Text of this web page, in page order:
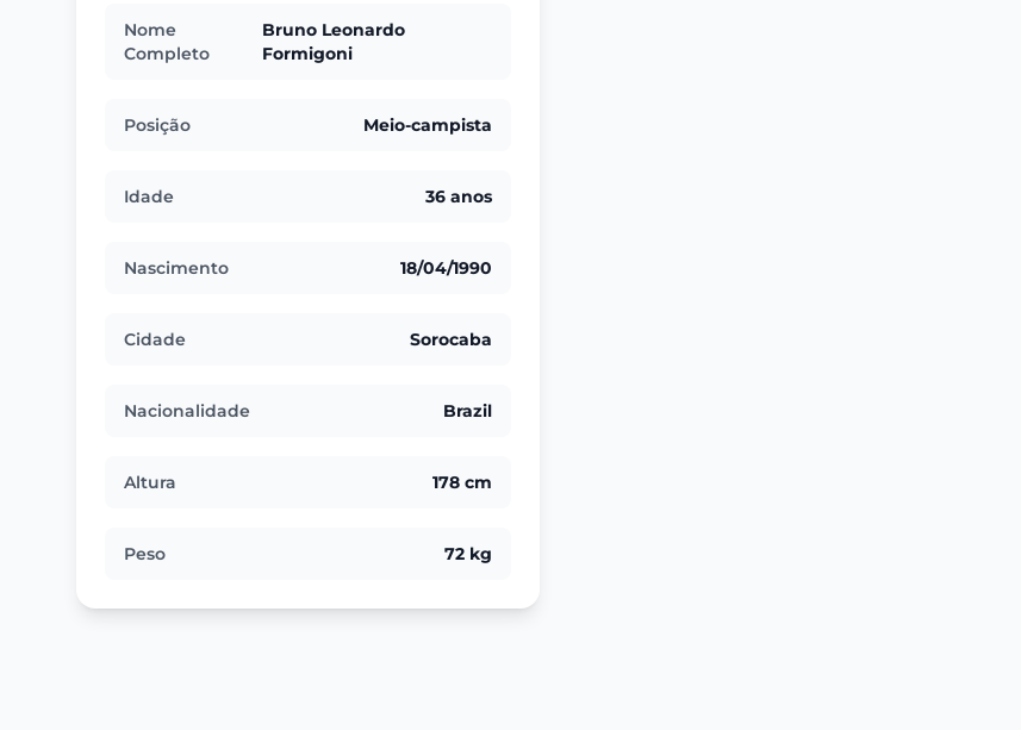
Nome
Completo
Bruno Leonardo
Formigoni
Posição Meio-campista
Idade 36 anos
Nascimento 18/04/1990
Cidade Sorocaba
Nacionalidade Brazil
Altura 178 cm
Peso 72 kg